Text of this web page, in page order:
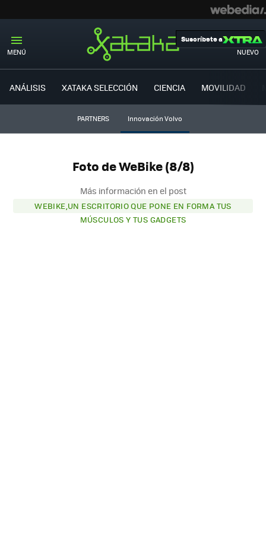
MENÚ NUEVO
Suscríbete a
ANÁLISIS XATAKA SELECCIÓN CIENCIA MOVILIDAD
PARTNERS Innovación Volvo
Foto de WeBike (8/8)
Más información en el post
WEBIKE,UN ESCRITORIO QUE PONE EN FORMA TUS
MÚSCULOS Y TUS GADGETS